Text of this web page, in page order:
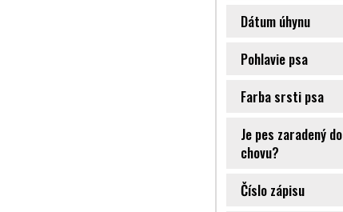
Dátum úhynu
Pohlavie psa
Farba srsti psa
Je pes zaradený do
chovu?
Číslo zápisu